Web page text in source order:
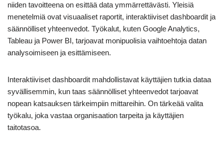
niiden tavoitteena on esittää data ymmärrettävästi. Yleisiä
menetelmiä ovat visuaaliset raportit, interaktiiviset dashboardit ja
säännölliset yhteenvedot. Työkalut, kuten Google Analytics,
Tableau ja Power BI, tarjoavat monipuolisia vaihtoehtoja datan
analysoimiseen ja esittämiseen.
Interaktiiviset dashboardit mahdollistavat käyttäjien tutkia dataa
syvällisemmin, kun taas säännölliset yhteenvedot tarjoavat
nopean katsauksen tärkeimpiin mittareihin. On tärkeää valita
työkalu, joka vastaa organisaation tarpeita ja käyttäjien
taitotasoa.